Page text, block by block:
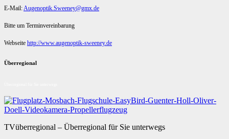
E-Mail: Augenoptik.Sweeney@gmx.de
Bitte um Terminvereinbarung
Webseite http://www.augenoptik-sweeney.de
Überregional
TVüberregional – Überregional für Sie unterwegs